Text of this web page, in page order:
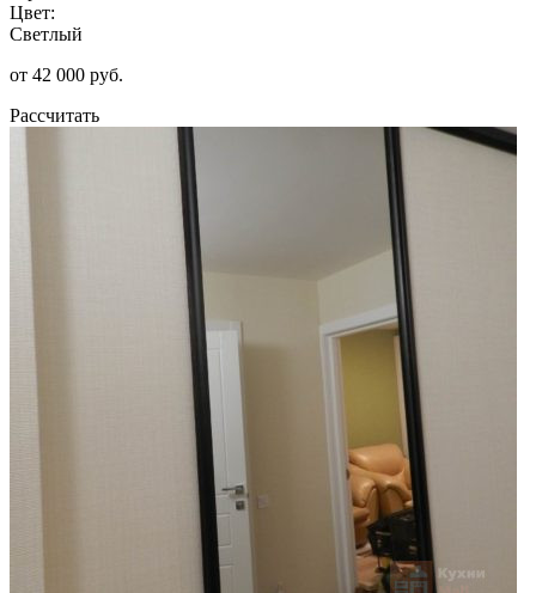
Цвет:
Светлый
от 42 000 руб.
Рассчитать